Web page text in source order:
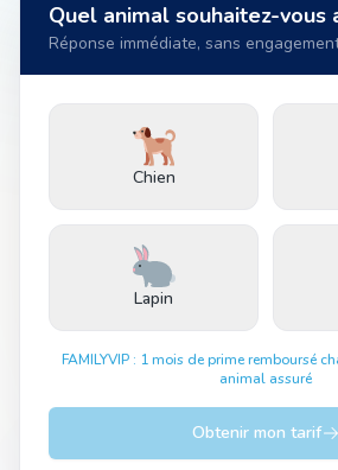
Pro
04 51 55 49 38
Quel animal souhaitez-vous
Réponse immédiate, sans
Chien
Lapin
FAMILYVIP : 1 mois de prime remboursé
animal assuré
Obtenir mon tarif